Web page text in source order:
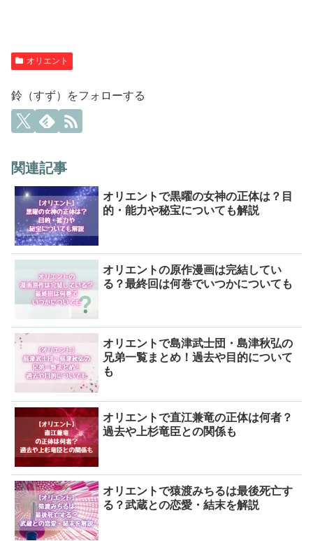
オリエント
鈴（すず）をフォローする
関連記事
オリエントで黒曜の女神の正体は？目
的・能力や秘宝についても解説
オリエントの原作漫画は完結してい
る？最終回は何巻でいつかについても
オリエントで島津武士団・島津秋弘の
兄弟一覧まとめ！過去や目的について
も
オリエントで直江兼竜の正体は何者？
過去や上杉竜臣との関係も
オリエントで猿渡みちるは最後死亡す
る？武蔵との恋愛・結末を解説